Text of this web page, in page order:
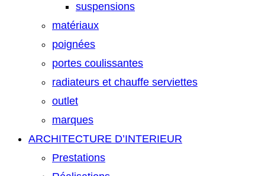
suspensions
matériaux
poignées
portes coulissantes
radiateurs et chauffe serviettes
outlet
marques
ARCHITECTURE D’INTERIEUR
Prestations